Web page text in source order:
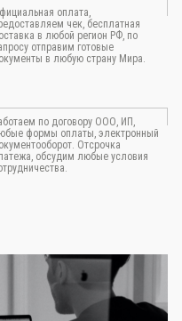
оплата,
чек, бесплатная
в любой регион РФ, по
отправим готовые
в любую страну Мира.
по договору ООО, ИП,
формы оплаты, электронный
Отсрочка
обсудим любые условия